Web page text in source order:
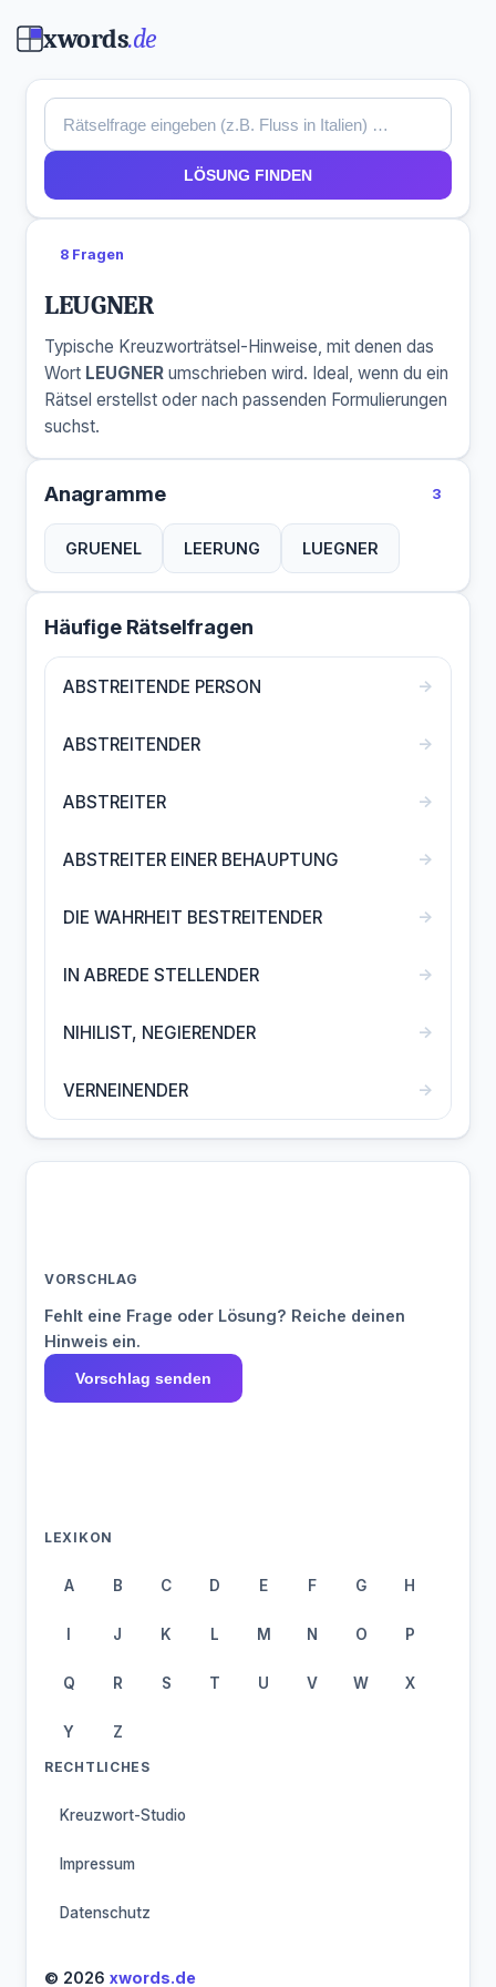
xwords.de
LÖSUNG FINDEN
8 Fragen
LEUGNER
Typische Kreuzworträtsel-Hinweise, mit denen das
Wort LEUGNER umschrieben wird. Ideal, wenn du ein
Rätsel erstellst oder nach passenden Formulierungen
suchst.
Anagramme 3
GRUENEL LEERUNG LUEGNER
Häufige Rätselfragen
ABSTREITENDE PERSON →
ABSTREITENDER →
ABSTREITER →
ABSTREITER EINER BEHAUPTUNG →
DIE WAHRHEIT BESTREITENDER →
IN ABREDE STELLENDER →
NIHILIST, NEGIERENDER →
VERNEINENDER →
VORSCHLAG
Fehlt eine Frage oder Lösung? Reiche deinen
Hinweis ein.
Vorschlag senden
LEXIKON
A B C D E F G H
I J K L M N O P
Q R S T U V W X
Y Z
RECHTLICHES
Kreuzwort-Studio
Impressum
Datenschutz
© 2026 xwords.de